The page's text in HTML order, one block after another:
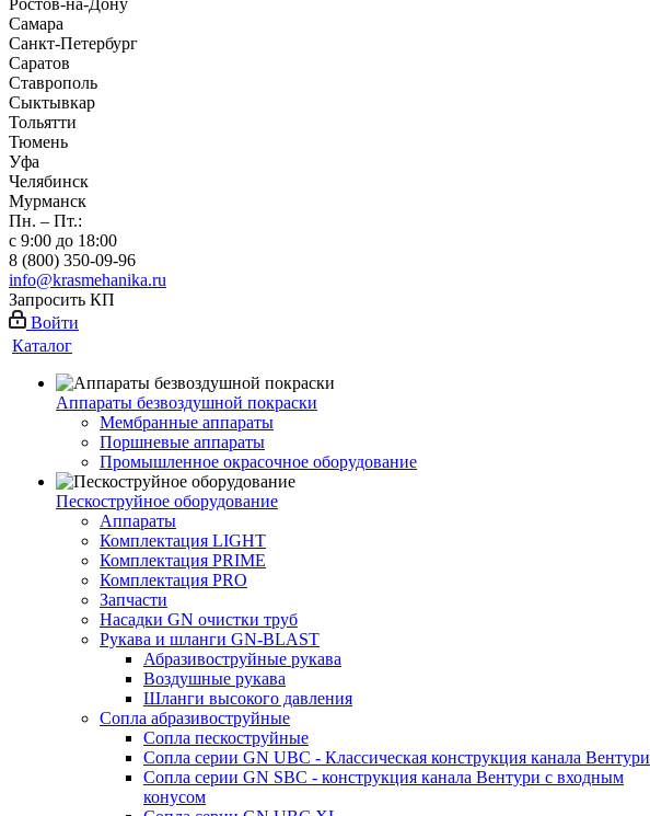
Ростов-на-Дону
Самара
Санкт-Петербург
Саратов
Ставрополь
Сыктывкар
Тольятти
Тюмень
Уфа
Челябинск
Мурманск
Пн. – Пт.:
с 9:00 до 18:00
8 (800) 350-09-96
info@krasmehanika.ru
Запросить КП
Войти
Каталог
Аппараты безвоздушной покраски
Мембранные аппараты
Поршневые аппараты
Промышленное окрасочное оборудование
Пескоструйное оборудование
Аппараты
Комплектация LIGHT
Комплектация PRIME
Комплектация PRO
Запчасти
Насадки GN очистки труб
Рукава и шланги GN-BLAST
Абразивоструйные рукава
Воздушные рукава
Шланги высокого давления
Сопла абразивоструйные
Сопла пескоструйные
Сопла серии GN UBC - Классическая конструкция канала Вентури
Сопла серии GN SBC - конструкция канала Вентури c входным
конусом